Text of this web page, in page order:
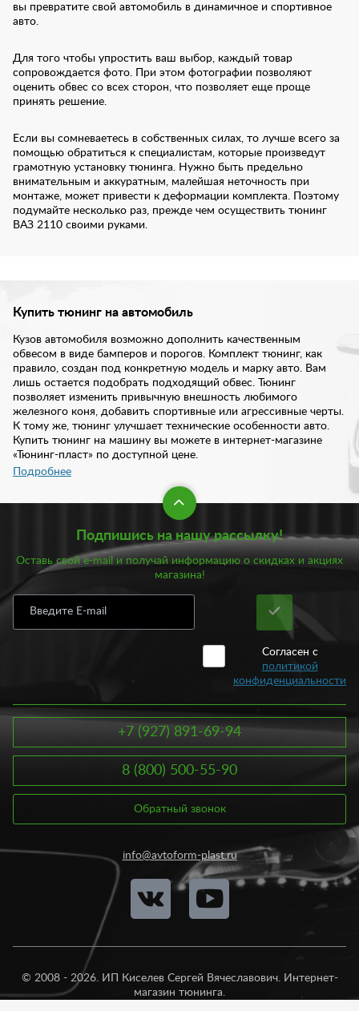
вы превратите свой автомобиль в динамичное и спортивное
авто.
Для того чтобы упростить ваш выбор, каждый товар
сопровождается фото. При этом фотографии позволяют
оценить обвес со всех сторон, что позволяет еще проще
принять решение.
Если вы сомневаетесь в собственных силах, то лучше всего за
помощью обратиться к специалистам, которые произведут
грамотную установку тюнинга. Нужно быть предельно
внимательным и аккуратным, малейшая неточность при
монтаже, может привести к деформации комплекта. Поэтому
подумайте несколько раз, прежде чем осуществить тюнинг
ВАЗ 2110 своими руками.
Купить тюнинг на автомобиль
Кузов автомобиля возможно дополнить качественным
обвесом в виде бамперов и порогов. Комплект тюнинг, как
правило, создан под конкретную модель и марку авто. Вам
лишь остается подобрать подходящий обвес. Тюнинг
позволяет изменить привычную внешность любимого
железного коня, добавить спортивные или агрессивные черты.
К тому же, тюнинг улучшает технические особенности авто.
Купить тюнинг на машину вы можете в интернет-магазине
«Тюнинг-пласт» по доступной цене.
В нашем ассортименте представлен широкий выбор
полноценных комплектов на автомобили отечественного и
зарубежного производства. Примечательно, что вам не нужно
покупать бампера или пороги по отдельности, мы собрали их
в полноценные комплекты. Все элементы гармонично
сочетаются друг с другом и создают неповторимые образы.
Достаточно привести в пример такие известные комплекты
тюнинга как: «Я робот», «Фанат», «Снайпер», X-Mugen, Fresh,
DM и многие другие. Все они впечатляют с первого взгляда,
восхищают и оставляют исключительно положительные
Каждый комплект тюнинга состоит из следующих элементов:
Обвес переднего бампера;
Обвес заднего бампера;
Обвес порогов.
Кроме того, дополнительно некоторые комплекты включают
различные накладки в виде молдингов и ресничек на фары.
Купить обвес на автомобиль вы можете онлайн в любое
удобное время. Достаточно положить товар в корзину и
оформить заказ. В остальном вам помогут наши специалисты.
основном это пластик АБС и стеклопластик. Стоимость за
комплект варьируется от 1900 рублей. Оптимальный вариант
вам помогут подобрать наши специалисты.
Подробнее
Подпишись на нашу рассылку!
Оставь свой e-mail и получай информацию о скидках и акциях
магазина!
Согласен с
политикой
конфиденциальности
+7 (927) 891-69-94
8 (800) 500-55-90
Обратный звонок
info@avtoform-plast.ru
© 2008 - 2026. ИП Киселев Сергей Вячеславович. Интернет-
магазин тюнинга.